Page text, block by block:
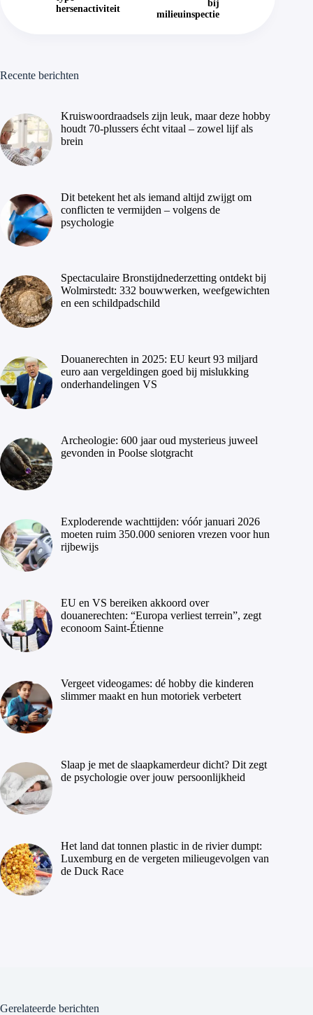
hersenactiviteit
bij
milieuinspectie
Recente berichten
Kruiswoordraadsels zijn leuk, maar deze hobby
houdt 70-plussers écht vitaal – zowel lijf als
brein
Dit betekent het als iemand altijd zwijgt om
conflicten te vermijden – volgens de
psychologie
Spectaculaire Bronstijdnederzetting ontdekt bij
Wolmirstedt: 332 bouwwerken, weefgewichten
en een schildpadschild
Douanerechten in 2025: EU keurt 93 miljard
euro aan vergeldingen goed bij mislukking
onderhandelingen VS
Archeologie: 600 jaar oud mysterieus juweel
gevonden in Poolse slotgracht
Exploderende wachttijden: vóór januari 2026
moeten ruim 350.000 senioren vrezen voor hun
rijbewijs
EU en VS bereiken akkoord over
douanerechten: “Europa verliest terrein”, zegt
econoom Saint-Étienne
Vergeet videogames: dé hobby die kinderen
slimmer maakt en hun motoriek verbetert
Slaap je met de slaapkamerdeur dicht? Dit zegt
de psychologie over jouw persoonlijkheid
Het land dat tonnen plastic in de rivier dumpt:
Luxemburg en de vergeten milieugevolgen van
de Duck Race
Gerelateerde berichten